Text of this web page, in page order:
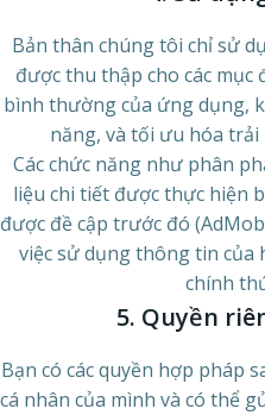
Bản thân chúng tôi chỉ sử
được thu thập cho các mục
bình thường của ứng dụng,
năng, và tối ưu hóa
Các chức năng như phân
liệu chi tiết được thực hiện
được đề cập trước đó
việc sử dụng thông tin của
chính
5. Quyền
Bạn có các quyền hợp pháp
cá nhân của mình và có thể